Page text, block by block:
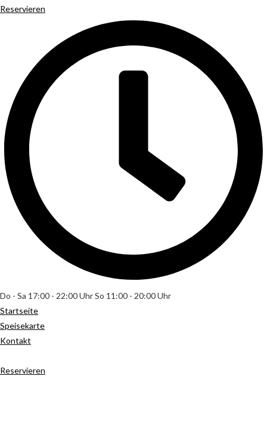
Reservieren
Do - Sa 17:00 - 22:00 Uhr So 11:00 - 20:00 Uhr
Startseite
Speisekarte
Kontakt
Reservieren